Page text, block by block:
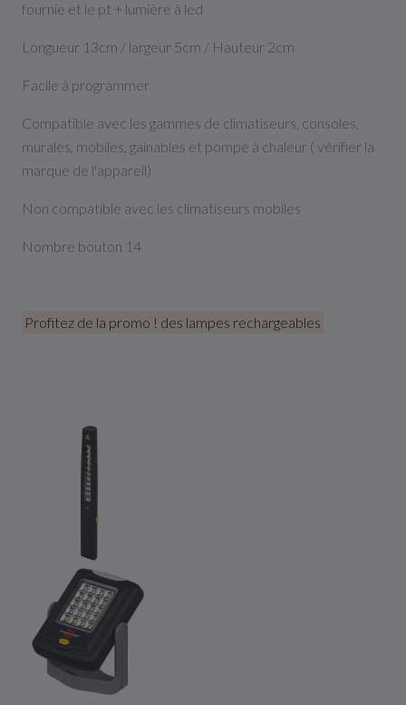
fournie et le pt + lumière à led
Longueur 13cm / largeur 5cm / Hauteur 2cm
Facile à programmer
Compatible avec les gammes de climatiseurs, consoles,
murales, mobiles, gainables et pompe à chaleur ( vérifier la
marque de l'appareil)
Non compatible avec les climatiseurs mobiles
Nombre bouton 14
Profitez de la promo ! des lampes rechargeables